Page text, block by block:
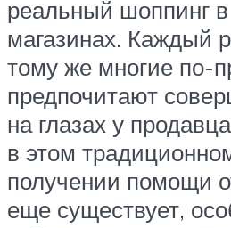
реальный шоппинг
магазинах. Каждый
тому же многие по-
предпочитают
на глазах у
в этом
получении помощи
еще существует,